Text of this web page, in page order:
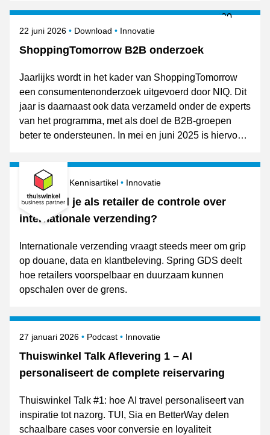
8 oktober gepresenteerd tijdens Shopping Today.
ShoppingTomorrow B2B onderzoek
Gepubliceerd op
22 juni 2026 Download Onderwerpen
Innovatie
Jaarlijks wordt in het kader van ShoppingTomorrow
een consumentenonderzoek uitgevoerd door NIQ. Dit
jaar is daarnaast ook data verzameld onder de experts
van het programma, met als doel de B2B-groepen
beter te ondersteunen. In mei en juni 2025 is hiervoor
Hoe houd je als retailer de controle over
internationale verzending?
Gepubliceerd op
9 juni 2026 Kennisartikel Onderwerpen
Innovatie
Internationale verzending vraagt steeds meer om grip
op douane, data en klantbeleving. Spring GDS deelt
hoe retailers voorspelbaar en duurzaam kunnen
opschalen over de grens.
Thuiswinkel Talk Aflevering 1 – AI
personaliseert de complete reiservaring
Gepubliceerd op
27 januari 2026 Podcast Onderwerpen
Innovatie
Thuiswinkel Talk #1: hoe AI travel personaliseert van
inspiratie tot nazorg. TUI, Sia en BetterWay delen
schaalbare cases voor conversie en loyaliteit